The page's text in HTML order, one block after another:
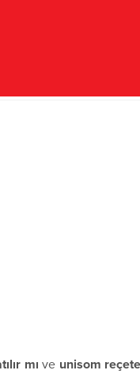
mı ve unisom